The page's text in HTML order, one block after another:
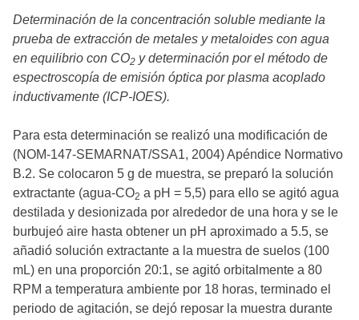
Determinación de la concentración soluble mediante la
prueba de extracción de metales y metaloides con agua
en equilibrio con CO2 y determinación por el método de
espectroscopía de emisión óptica por plasma acoplado
inductivamente (ICP-IOES).
Para esta determinación se realizó una modificación de
(NOM-147-SEMARNAT/SSA1, 2004) Apéndice Normativo
B.2. Se colocaron 5 g de muestra, se preparó la solución
extractante (agua-CO2 a pH = 5,5) para ello se agitó agua
destilada y desionizada por alrededor de una hora y se le
burbujeó aire hasta obtener un pH aproximado a 5.5, se
añadió solución extractante a la muestra de suelos (100
mL) en una proporción 20:1, se agitó orbitalmente a 80
RPM a temperatura ambiente por 18 horas, terminado el
periodo de agitación, se dejó reposar la muestra durante